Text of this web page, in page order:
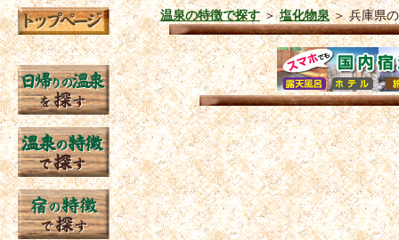
温泉の特徴で探す＞塩化物泉＞兵庫県